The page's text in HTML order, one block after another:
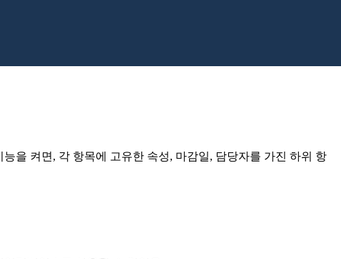
을 켜면, 각 항목에 고유한 속성, 마감일, 담당자를 가진 하위 항